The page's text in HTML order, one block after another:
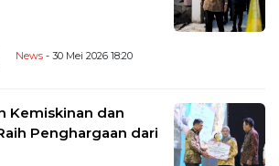
News - 30 Mei 2026 18:20
Kemiskinan dan
Penghargaan dari